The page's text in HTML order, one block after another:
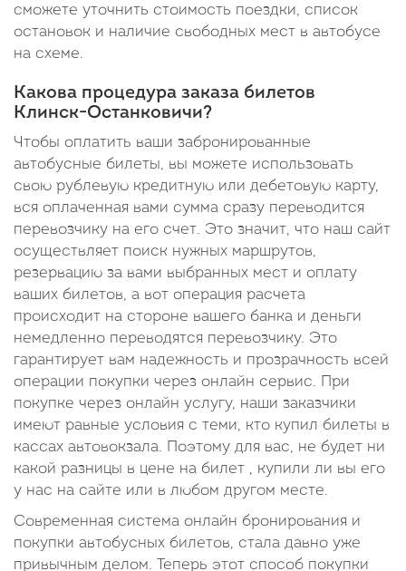
сможете уточнить стоимость поездки, список
остановок и наличие свободных мест в автобусе
на схеме.
Какова процедура заказа билетов
Клинск-Останковичи?
Чтобы оплатить ваши забронированные
автобусные билеты, вы можете использовать
свою рублевую кредитную или дебетовую карту,
вся оплаченная вами сумма сразу переводится
перевозчику на его счет. Это значит, что наш сайт
осуществляет поиск нужных маршрутов,
резервацию за вами выбранных мест и оплату
ваших билетов, а вот операция расчета
происходит на стороне вашего банка и деньги
немедленно переводятся перевозчику. Это
гарантирует вам надежность и прозрачность всей
операции покупки через онлайн сервис. При
покупке через онлайн услугу, наши заказчики
имеют равные условия с теми, кто купил билеты в
кассах автовокзала. Поэтому для вас, не будет ни
какой разницы в цене на билет , купили ли вы его
у нас на сайте или в любом другом месте.
Современная система онлайн бронирования и
покупки автобусных билетов, стала давно уже
привычным делом. Теперь этот способ покупки